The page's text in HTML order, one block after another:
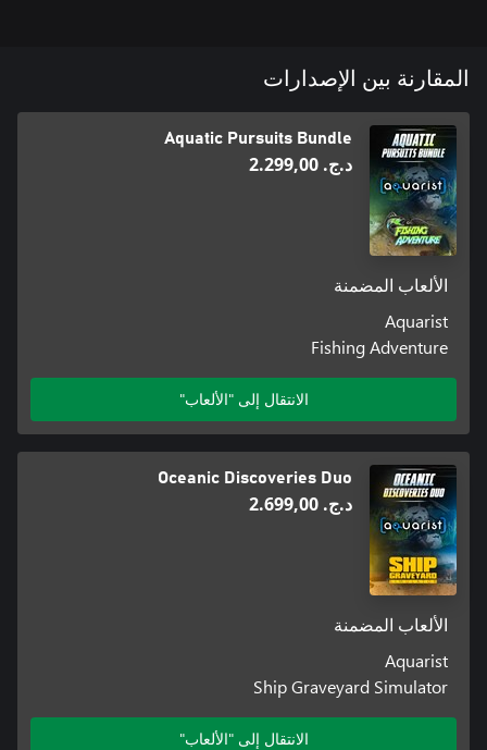
المقارنة بين الإصدارات
Aquatic Pursuits Bundle
د.ج.‏ 2.299,00
الألعاب المضمنة
Aquarist
Fishing Adventure
الانتقال إلى "الألعاب"
Oceanic Discoveries Duo
د.ج.‏ 2.699,00
الألعاب المضمنة
Aquarist
Ship Graveyard Simulator
الانتقال إلى "الألعاب"